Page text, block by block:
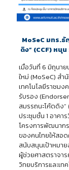
MoSeC มทร.
ดิง” (CCF) หนุ
เมื่อวันที่ 6 มิถุนา
ใหม่ (MoSeC) สำ
เทคโนโลยีราชม
รับรอง
สมรรถนะโค้ดดิง
ประชุมชั้น 1 อาค
โครงการพัฒนาก
ของคนไทยให้สอ
สนับสนุนเป้าหมา
ผู้ช่วยศาสตราจา
วิทยบริการและเท